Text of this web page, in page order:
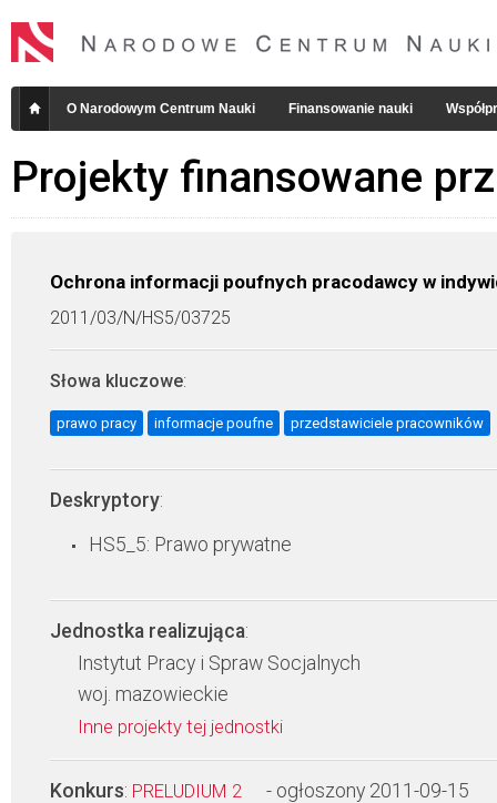
O Narodowym Centrum Nauki Finansowanie nauki
Projekty finansowane
Ochrona informacji poufnych pracodawcy w
2011/03/N/HS5/03725
Słowa kluczowe:
prawo pracy informacje poufne przedstawiciele pracowników
Deskryptory:
HS5_5: Prawo prywatne
Jednostka realizująca:
Instytut Pracy i Spraw Socjalnych
woj. mazowieckie
Inne projekty tej jednostki
Konkurs: PRELUDIUM 2 - ogłoszony 2011-09-15